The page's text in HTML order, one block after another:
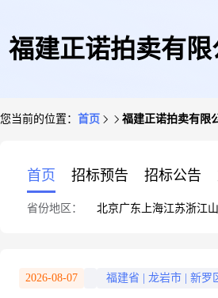
福建正诺拍卖有
您当前的位置： 首页 福建正诺拍卖有限
首页 招标预告 招标公告
省份地区： 北京广东 上海江苏浙江
2026-08-07 福建省 龙岩市 新罗